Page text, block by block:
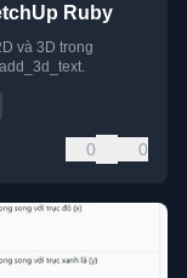
Ruby
và 3D trong
0 0